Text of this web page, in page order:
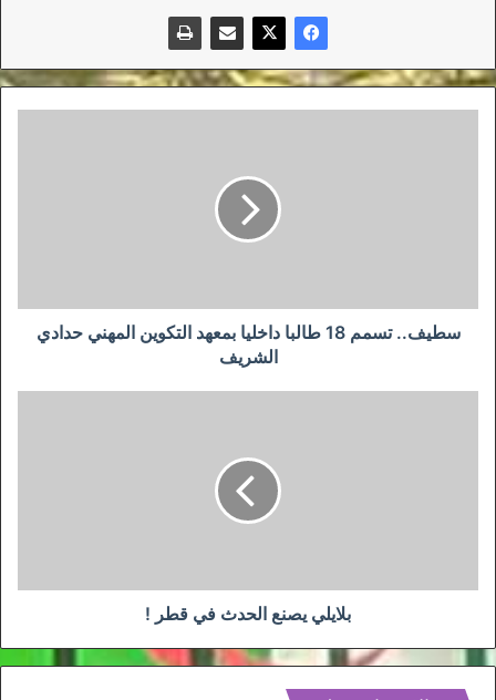
حدادي
الشريف
سطيف.. تسمم 18 طالبا داخليا بمعهد التكوين المهني حدادي
الشريف
بلايلي يصنع الحدث في قطر !